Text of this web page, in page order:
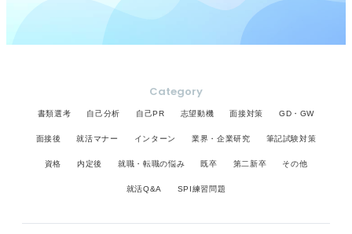
Category
書類選考 自己分析 自己PR 志望動機 面接対策 GD・GW
面接後 就活マナー インターン 業界・企業研究 筆記試験対策
資格 内定後 就職・転職の悩み 既卒 第二新卒 その他
就活Q&A SPI練習問題